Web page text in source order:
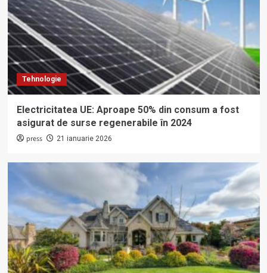
Tehnologie
Electricitatea UE: Aproape 50% din consum a fost
asigurat de surse regenerabile în 2024
press 21 ianuarie 2026